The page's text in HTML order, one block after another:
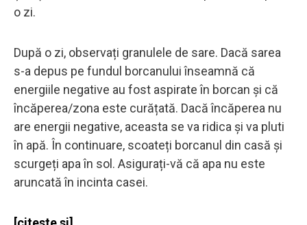
o zi.
După o zi, observați granulele de sare. Dacă sarea
s-a depus pe fundul borcanului înseamnă că
energiile negative au fost aspirate în borcan și că
încăperea/zona este curățată. Dacă încăperea nu
are energii negative, aceasta se va ridica și va pluti
în apă. În continuare, scoateți borcanul din casă și
scurgeți apa în sol. Asigurați-vă că apa nu este
aruncată în incinta casei.